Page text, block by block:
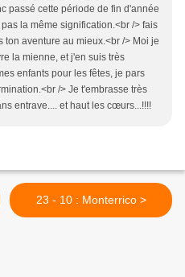
passé cette période de fin d'année
la même signification.<br /> fais
ton aventure au mieux.<br /> Moi je
la mienne, et j'en suis très
enfants pour les fêtes, je pars
/> Je t'embrasse très
entrave.... et haut les cœurs...!!!!
23 - 10 : Monterrico >